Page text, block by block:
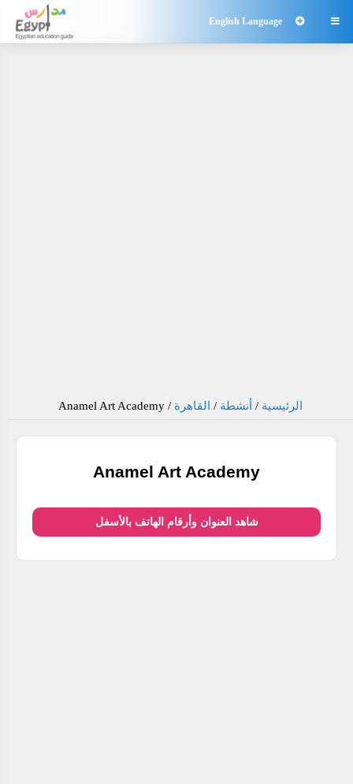

English Language
الرئيسية / أنشطة / القاهرة /
Anamel Art Academy
Anamel Art Academy
شاهد العنوان وأرقام الهاتف بالأسفل